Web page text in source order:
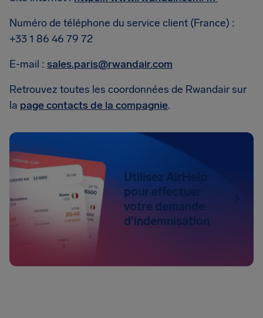
Numéro de téléphone du service client (France) :
+33 1 86 46 79 72
E-mail : sales.paris@rwandair.com
Retrouvez toutes les coordonnées de Rwandair sur
la page contacts de la compagnie.
Utilisez AirHelp
pour effectuer
votre demande
d'indemnisation